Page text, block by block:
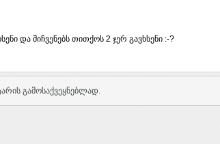
და მიჩვენებს თითქოს 2 ჯერ გავხსენი :-?
გამოსაქვეყნებლად.